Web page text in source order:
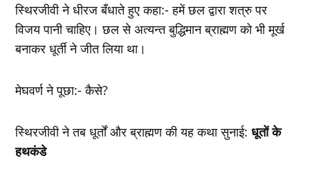
स्थिरजीवी ने धीरज बँधाते हुए कहा:- हमें छल द्वारा शत्रु पर
विजय पानी चाहिए। छल से अत्यन्त बुद्धिमान ब्राह्मण को भी मूर्ख
बनाकर धूर्ती ने जीत लिया था।
मेघवर्ण ने पूछा:- कैसे?
स्थिरजीवी ने तब धूर्तों और ब्राह्मण की यह कथा सुनाई:धूतों के
हथकंडे